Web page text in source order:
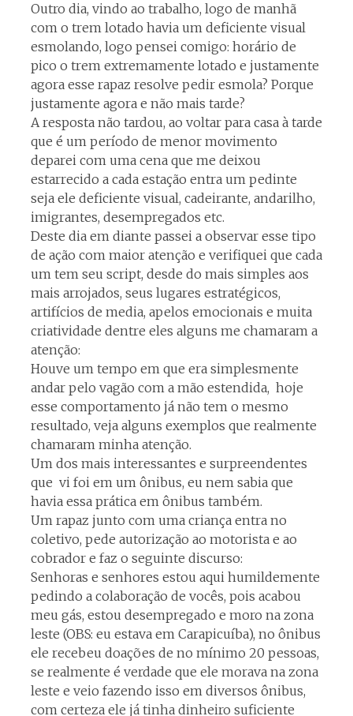
Outro dia, vindo ao trabalho, logo de manhã
com o trem lotado havia um deficiente visual
esmolando, logo pensei comigo: horário de
pico o trem extremamente lotado e justamente
agora esse rapaz resolve pedir esmola? Porque
justamente agora e não mais tarde?
A resposta não tardou, ao voltar para casa à tarde
que é um período de menor movimento
deparei com uma cena que me deixou
estarrecido a cada estação entra um pedinte
seja ele deficiente visual, cadeirante, andarilho,
imigrantes, desempregados etc.
Deste dia em diante passei a observar esse tipo
de ação com maior atenção e verifiquei que cada
um tem seu script, desde do mais simples aos
mais arrojados, seus lugares estratégicos,
artifícios de media, apelos emocionais e muita
criatividade dentre eles alguns me chamaram a
atenção:
Houve um tempo em que era simplesmente
andar pelo vagão com a mão estendida, hoje
esse comportamento já não tem o mesmo
resultado, veja alguns exemplos que realmente
chamaram minha atenção.
Um dos mais interessantes e surpreendentes
que vi foi em um ônibus, eu nem sabia que
havia essa prática em ônibus também.
Um rapaz junto com uma criança entra no
coletivo, pede autorização ao motorista e ao
cobrador e faz o seguinte discurso:
Senhoras e senhores estou aqui humildemente
pedindo a colaboração de vocês, pois acabou
meu gás, estou desempregado e moro na zona
leste (OBS: eu estava em Carapicuíba), no ônibus
ele recebeu doações de no mínimo 20 pessoas,
se realmente é verdade que ele morava na zona
leste e veio fazendo isso em diversos ônibus,
com certeza ele já tinha dinheiro suficiente